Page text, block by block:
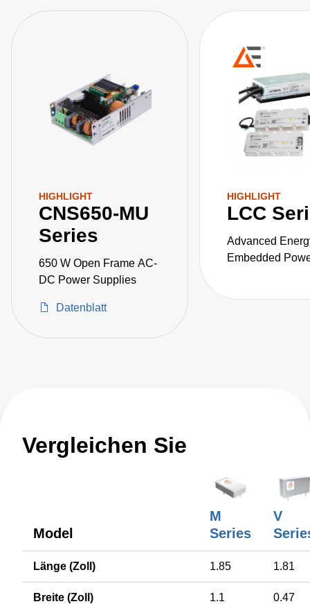
HIGHLIGHT
CNS650-MU
Series
650 W Open Frame AC-
DC Power Supplies
Datenblatt
HIGHLIGHT
LCC
Advanced
Embedded
Vergleichen Sie
Model
M
Series
V
Länge (Zoll) 1.85 1.81
Breite (Zoll) 1.1 0.47